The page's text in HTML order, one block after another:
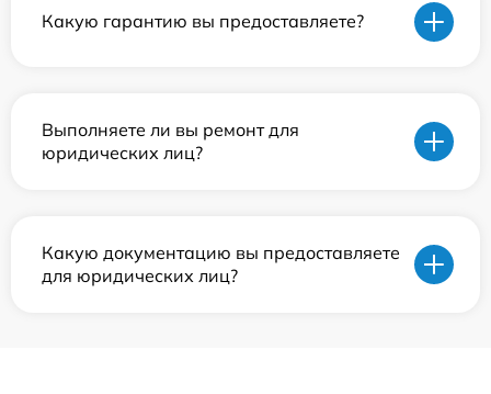
Какую гарантию вы предоставляете?
Выполняете ли вы ремонт для
юридических лиц?
Какую документацию вы предоставляете
для юридических лиц?